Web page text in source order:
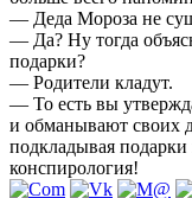
— Деда Мороза не
— Да? Ну тогда
подарки?
— Родители кладут.
— То есть вы
и обманывают своих
подкладывая
конспирология!